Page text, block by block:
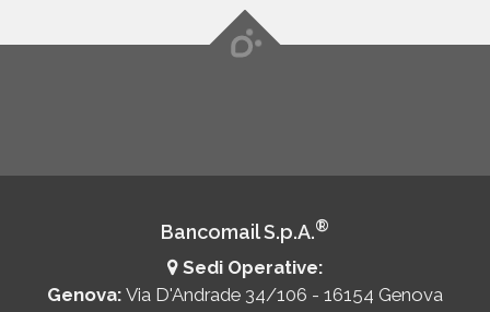
Bancomail S.p.A.®
Sedi Operative:
Genova: Via D'Andrade 34/106 - 16154 Genova